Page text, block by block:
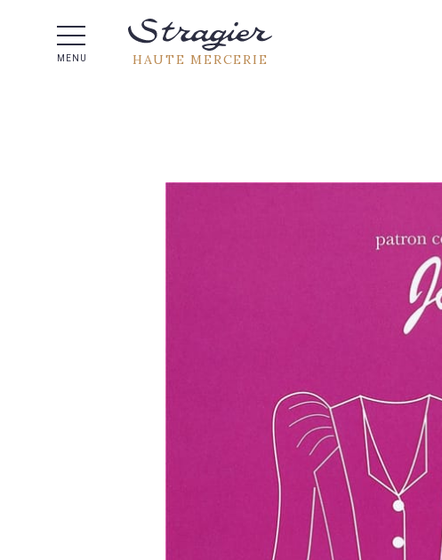
MENU HAUTE MERCERIE